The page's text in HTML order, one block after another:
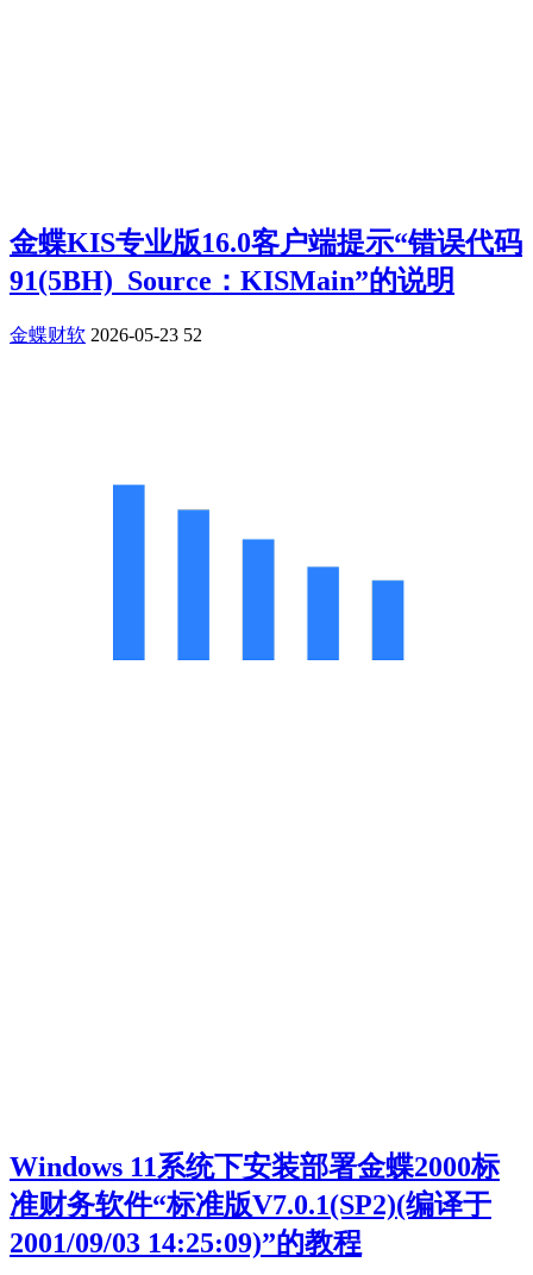
金蝶KIS专业版16.0客户端提示“错误代码
91(5BH) Source：KISMain”的说明
金蝶财软 2026-05-23 52
Windows 11系统下安装部署金蝶2000标
准财务软件“标准版V7.0.1(SP2)(编译于
2001/09/03 14:25:09)”的教程